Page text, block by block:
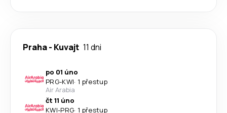
Praha- Kuvajt 11 dni
po 01 úno
PRG-KWI· 1 přestup
Air Arabia
čt 11 úno
KWI-PRG· 1 přestup